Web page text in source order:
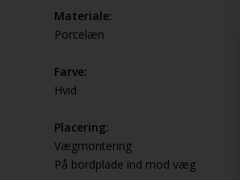
Materiale:
Porcelæn
Farve:
Hvid
Placering:
Vægmontering
På bordplade ind mod væg